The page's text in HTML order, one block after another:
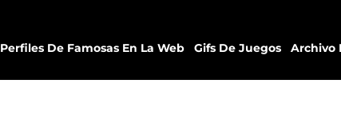
Perfiles De Famosas En La Web Gifs De Juegos Archivo